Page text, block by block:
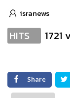
isranews
HITS 1721
Share